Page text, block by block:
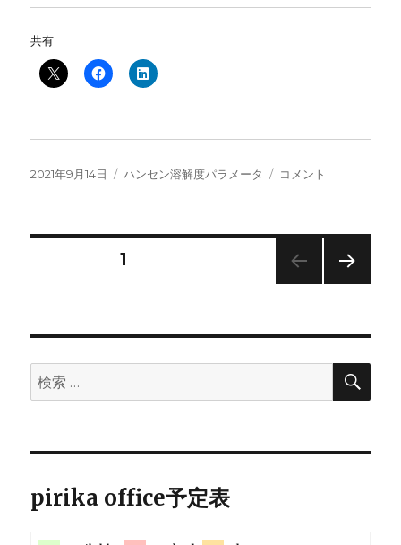
共有:
投
2021年9月14日
カ
ハンセン溶解度パラメータ
HSPiP
ス
に
コメント
の
ペ
固定ページ1
検
索:
検
pirika office予定表